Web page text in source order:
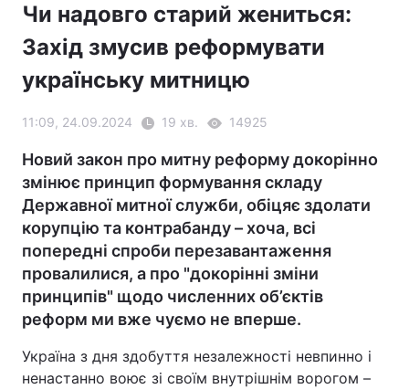
Чи надовго старий жениться:
Захід змусив реформувати
українську митницю
11:09, 24.09.2024 19 хв. 14925
Новий закон про митну реформу докорінно
змінює принцип формування складу
Державної митної служби, обіцяє здолати
корупцію та контрабанду – хоча, всі
попередні спроби перезавантаження
провалилися, а про "докорінні зміни
принципів" щодо численних об’єктів
реформ ми вже чуємо не вперше.
Україна з дня здобуття незалежності невпинно і
ненастанно воює зі своїм внутрішнім ворогом –